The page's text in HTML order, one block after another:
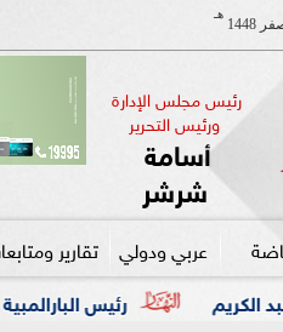
هـ
رئيس مجلس الإدارة
ورئيس التحرير
أسامة
شرشر
عربي ودولي تقارير
البارالمبية المصرية متحدثًا في